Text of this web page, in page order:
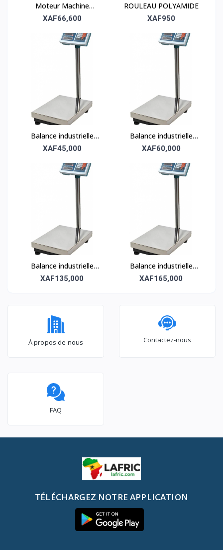
Moteur Machine
Thermique POWERAGE
FOUFOU
XAF66,600
ROULEAU POLYAMIDE
XAF950
Balance industrielle
électronique 100kg –
XAF45,000
Balance industrielle
électronique 300kg –
XAF60,000
Balance industrielle
électronique 600kg –
XAF135,000
Balance industrielle
électronique 1 tonne –
XAF165,000
À propos de nous Contactez-nous
FAQ
TÉLÉCHARGEZ NOTRE APPLICATION